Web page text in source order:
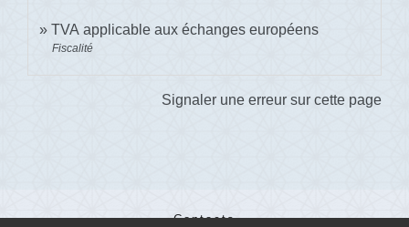
TVA applicable aux échanges européens
Fiscalité
Signaler une erreur sur cette page
Contacts